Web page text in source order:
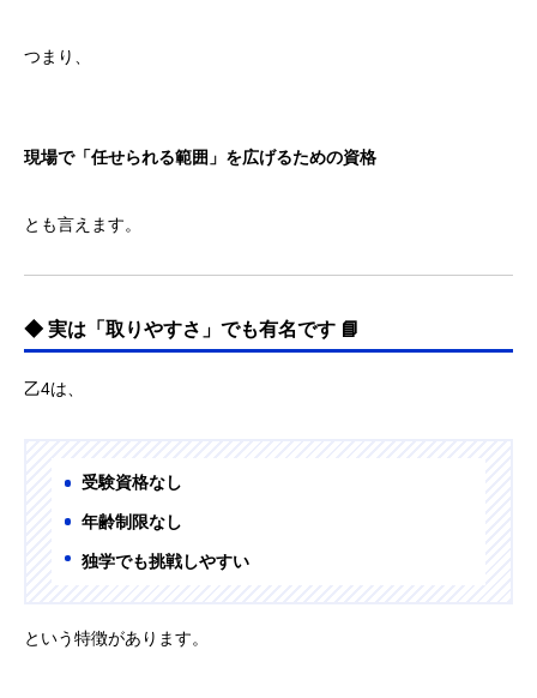
つまり、
現場で「任せられる範囲」を広げるための資格
とも言えます。
◆ 実は「取りやすさ」でも有名です 📘
乙4は、
受験資格なし
年齢制限なし
独学でも挑戦しやすい
という特徴があります。